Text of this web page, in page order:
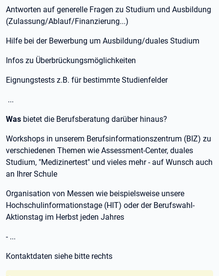
Antworten auf generelle Fragen zu Studium und Ausbildung
(Zulassung/Ablauf/Finanzierung...)
Hilfe bei der Bewerbung um Ausbildung/duales Studium
Infos zu Überbrückungsmöglichkeiten
Eignungstests z.B. für bestimmte Studienfelder
...
Was bietet die Berufsberatung darüber hinaus?
Workshops in unserem Berufsinformationszentrum (BIZ) zu
verschiedenen Themen wie Assessment-Center, duales
Studium, "Medizinertest" und vieles mehr - auf Wunsch auch
an Ihrer Schule
Organisation von Messen wie beispielsweise unsere
Hochschulinformationstage (HIT) oder der Berufswahl-
Aktionstag im Herbst jeden Jahres
- ...
Kontaktdaten siehe bitte rechts